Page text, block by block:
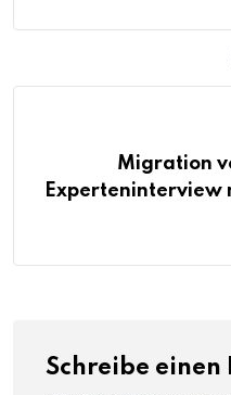
Migration
Experteninterview
Schreibe